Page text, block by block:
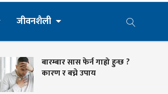
जीवनशैली
बारम्बार सास फेर्न गाह्रो हुन्छ ?
कारण र बच्ने उपाय